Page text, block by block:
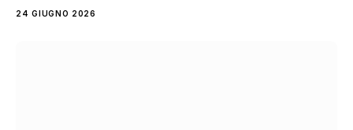
24 GIUGNO 2026